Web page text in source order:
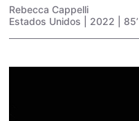
Rebecca Cappelli
Estados Unidos | 2022 | 85’